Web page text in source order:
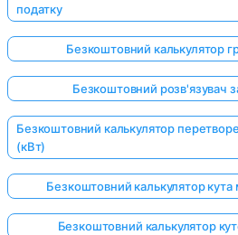
податку
Безкоштовний калькулятор
Безкоштовний розв'язувач
Безкоштовний калькулятор
(кВт)
Безкоштовний калькулятор
Безкоштовний калькулятор